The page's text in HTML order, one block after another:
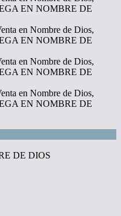
DE DIOS